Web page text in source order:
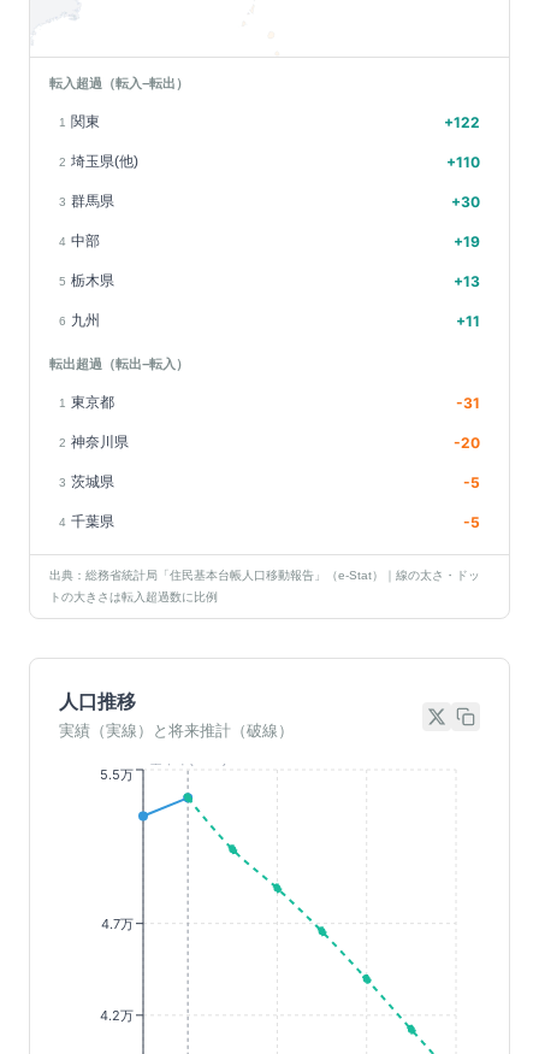
転入超過（転入−転出）
1 関東 +122
2 埼玉県(他) +110
3 群馬県 +30
4 中部 +19
5 栃木県 +13
6 九州 +11
転出超過（転出−転入）
1 東京都 -31
2 神奈川県 -20
3 茨城県 -5
4 千葉県 -5
出典：総務省統計局「住民基本台帳人口移動報告」（e-Stat）｜線の太さ・ドッ
トの大きさは転入超過数に比例
人口推移
実績（実線）と将来推計（破線）
4.2万
4.7万
5.5万